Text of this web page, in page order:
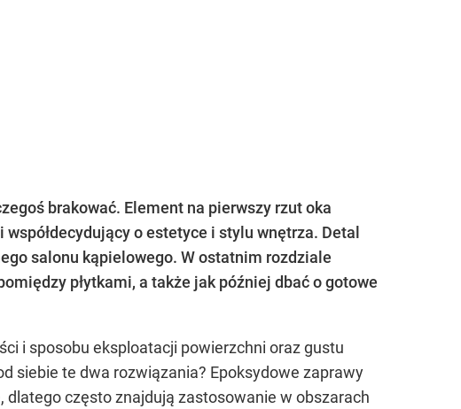
brakować. Element na pierwszy rzut oka
o estetyce i stylu wnętrza. Detal
salonu kąpielowego. W ostatnim rozdziale
płytkami, a także jak później dbać o gotowe
i sposobu eksploatacji powierzchni oraz gustu
siebie te dwa rozwiązania? Epoksydowe zaprawy
często znajdują zastosowanie w obszarach